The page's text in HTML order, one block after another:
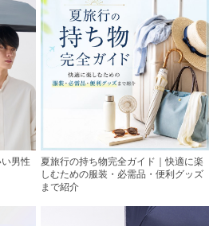
男性
夏旅行の持ち物完全ガイド｜快適に楽
しむための服装・必需品・便利グッズ
まで紹介